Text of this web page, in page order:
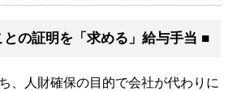
の証明を「求める」給与手当 ■
、人財確保の目的で会社が代わりに